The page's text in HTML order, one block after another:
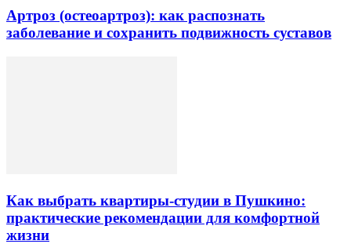
Артроз (остеоартроз): как распознать
заболевание и сохранить подвижность суставов
Как выбрать квартиры-студии в Пушкино:
практические рекомендации для комфортной
жизни